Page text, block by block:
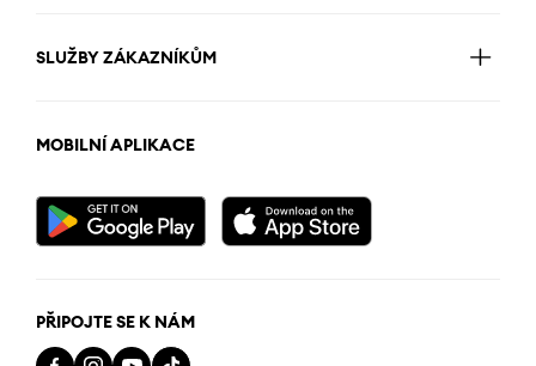
SLUŽBY ZÁKAZNÍKŮM
MOBILNÍ APLIKACE
PŘIPOJTE SE K NÁM